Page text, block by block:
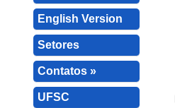
English Version
Setores
Contatos »
UFSC